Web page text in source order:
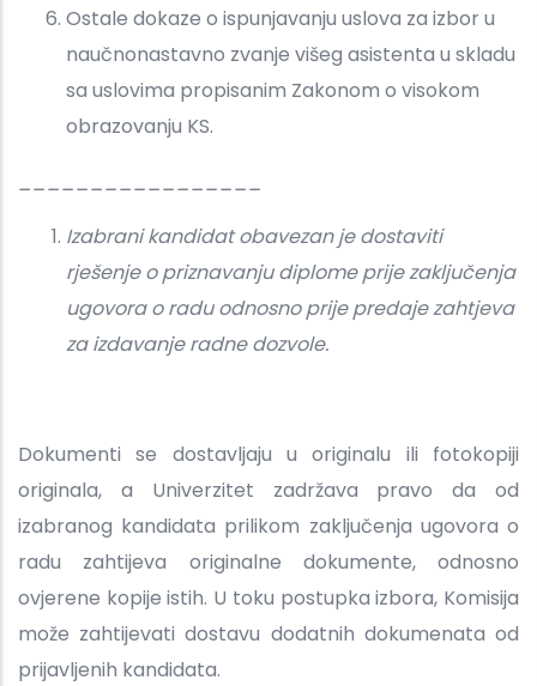
Ostale dokaze o ispunjavanju uslova za izbor u
naučnonastavno zvanje višeg asistenta u skladu
sa uslovima propisanim Zakonom o visokom
obrazovanju KS.
_________________
Izabrani kandidat obavezan je dostaviti
rješenje o priznavanju diplome prije zaključenja
ugovora o radu odnosno prije predaje zahtjeva
za izdavanje radne dozvole.
Dokumenti se dostavljaju u originalu ili fotokopiji
originala, a Univerzitet zadržava pravo da od
izabranog kandidata prilikom zaključenja ugovora o
radu zahtijeva originalne dokumente, odnosno
ovjerene kopije istih. U toku postupka izbora, Komisija
može zahtijevati dostavu dodatnih dokumenata od
prijavljenih kandidata.